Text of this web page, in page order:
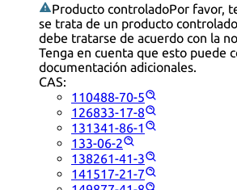
Producto controladoPor favor,
se trata de un producto
debe tratarse de acuerdo con la
Tenga en cuenta que esto puede
documentación adicionales.
CAS:
110488-70-5
126833-17-8
131341-86-1
133-06-2
138261-41-3
141517-21-7